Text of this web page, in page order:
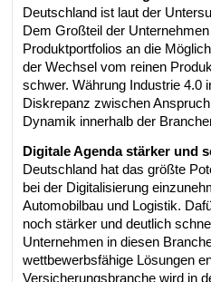
Deutschland ist laut der
Dem Großteil der
Produktportfolios an die
der Wechsel vom reinen
schwer. Währung Industrie 4.0
Diskrepanz zwischen
Dynamik innerhalb der
Digitale Agenda stärker und
Deutschland hat das größte
bei der Digitalisierung
Automobilbau und Logistik.
noch stärker und deutlich
Unternehmen in diesen
wettbewerbsfähige Lösungen
Versicherungsbranche wird in